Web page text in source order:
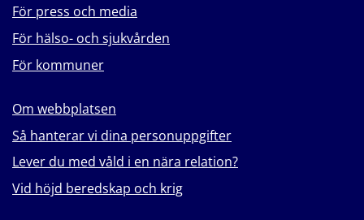
För press och media
För hälso- och sjukvården
För kommuner
Om webbplatsen
Så hanterar vi dina personuppgifter
Lever du med våld i en nära relation?
Vid höjd beredskap och krig